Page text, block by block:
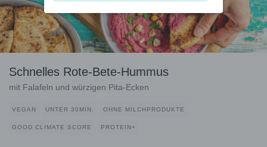
Schnelles Rote-Bete-Hummus
mit Falafeln und würzigen Pita-Ecken
VEGAN UNTER 30MIN. OHNE MILCHPRODUKTE
GOOD CLIMATE SCORE PROTEIN+